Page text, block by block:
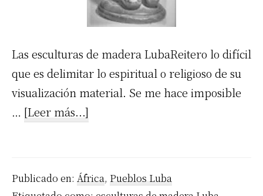
Las esculturas de madera LubaReitero lo difícil
que es delimitar lo espiritual o religioso de su
visualización material. Se me hace imposible
… [Leer más...]
madera
Publicado en: África, Pueblos Luba